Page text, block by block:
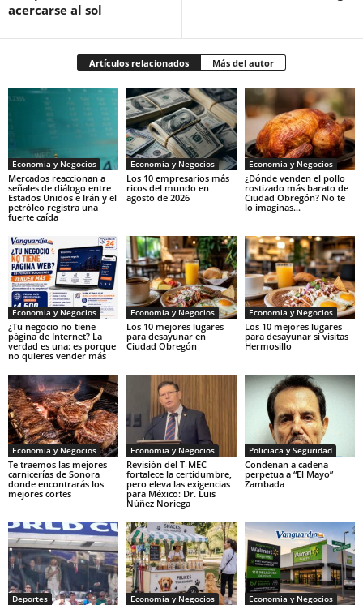
acercarse al sol
Artículos relacionados Más del autor
Economia y Negocios
Mercados reaccionan a
señales de diálogo entre
Estados Unidos e Irán y el
petróleo registra una
fuerte caída
Economia y Negocios
Los 10 empresarios más
ricos del mundo en
agosto de 2026
Economia y Negocios
¿Dónde venden el pollo
rostizado más barato de
Ciudad Obregón? No te
lo imaginas…
Economia y Negocios
¿Tu negocio no tiene
página de Internet? La
verdad es una: es porque
no quieres vender más
Economia y Negocios
Los 10 mejores lugares
para desayunar en
Ciudad Obregón
Economia y Negocios
Los 10 mejores lugares
para desayunar si visitas
Hermosillo
Economia y Negocios
Te traemos las mejores
carnicerías de Sonora
donde encontrarás los
mejores cortes
Economia y Negocios
Revisión del T-MEC
fortalece la certidumbre,
pero eleva las exigencias
para México: Dr. Luis
Núñez Noriega
Policiaca y Seguridad
Condenan a cadena
perpetua a “El Mayo”
Zambada
Deportes Economia y Negocios Economia y Negocios